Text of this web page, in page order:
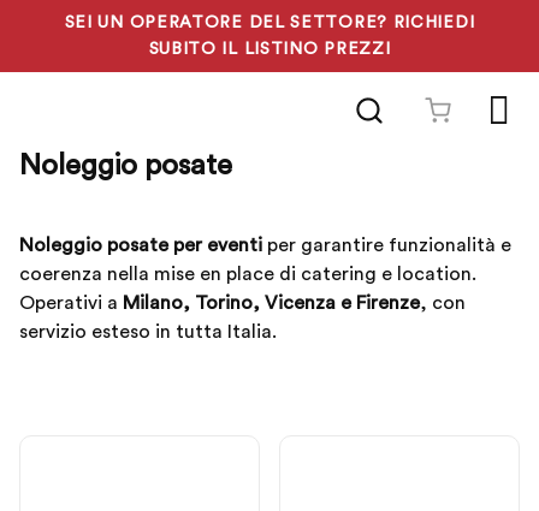
SEI UN OPERATORE DEL SETTORE? RICHIEDI
SUBITO IL LISTINO PREZZI
posate
Noleggio posate per eventi per garantire funzionalità e
coerenza nella mise en place di catering e location.
Operativi a Milano, Torino, Vicenza e Firenze, con
servizio esteso in tutta Italia.